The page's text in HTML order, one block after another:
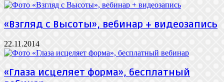
«Взгляд с Высоты», вебинар + видеозапись
22.11.2014
«Глаза исцеляет форма», бесплатный